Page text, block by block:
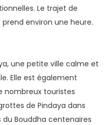
Le trajet de
environ une heure.
une petite ville calme et
Elle est également
nombreux touristes
de Pindaya dans
Bouddha centenaires